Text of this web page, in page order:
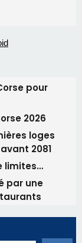
2026
2081
une
par
sélection de